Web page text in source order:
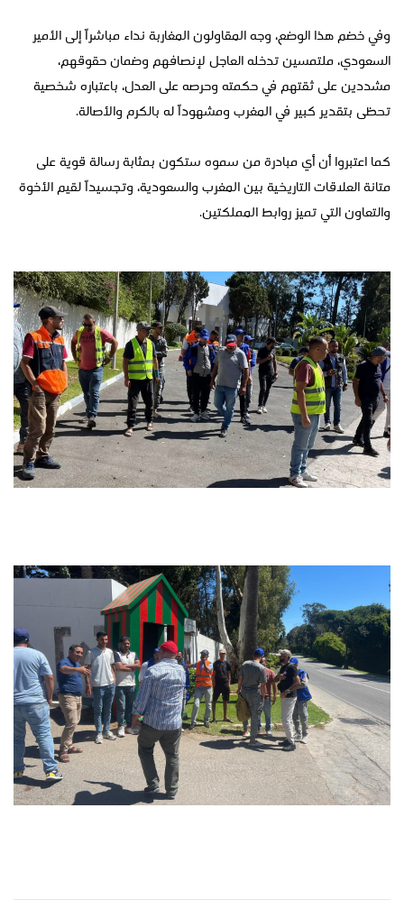
وفي خضم هذا الوضع، وجه المقاولون المغاربة نداء مباشراً إلى الأمير
السعودي، ملتمسين تدخله العاجل لإنصافهم وضمان حقوقهم،
مشددين على ثقتهم في حكمته وحرصه على العدل، باعتباره شخصية
تحظى بتقدير كبير في المغرب ومشهوداً له بالكرم والأصالة.
كما اعتبروا أن أي مبادرة من سموه ستكون بمثابة رسالة قوية على
متانة العلاقات التاريخية بين المغرب والسعودية، وتجسيداً لقيم الأخوة
والتعاون التي تميز روابط المملكتين.